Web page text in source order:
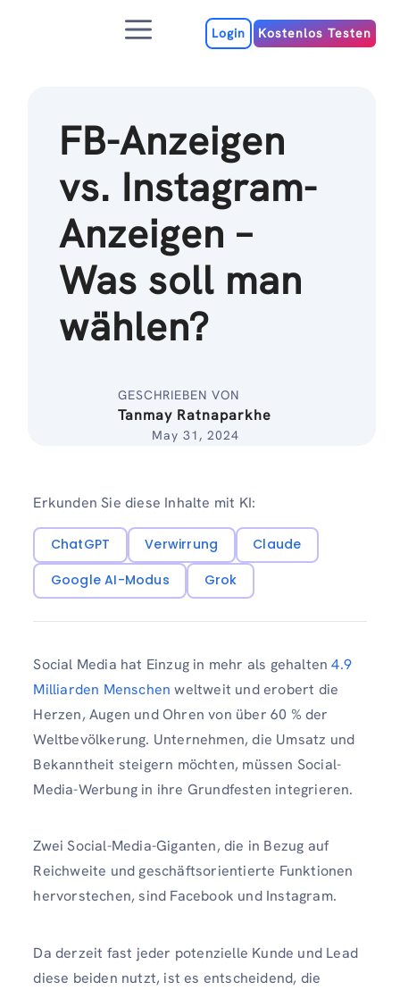
MenuLogin Kostenlos Testen
FB-Anzeigen
vs. Instagram-
Anzeigen –
Was soll man
wählen?
GESCHRIEBEN VON
Tanmay Ratnaparkhe
May 31, 2024
Erkunden Sie diese Inhalte mit KI:
ChatGPT Verwirrung
Claude
Google AI-Modus
Grok
Social Media hat Einzug in mehr als gehalten4.9
Milliarden Menschen weltweit und erobert die
Herzen, Augen und Ohren von über 60 % der
Weltbevölkerung. Unternehmen, die Umsatz und
Bekanntheit steigern möchten, müssen Social-
Media-Werbung in ihre Grundfesten integrieren.
Zwei Social-Media-Giganten, die in Bezug auf
Reichweite und geschäftsorientierte Funktionen
hervorstechen, sind Facebook und Instagram.
Da derzeit fast jeder potenzielle Kunde und Lead
diese beiden nutzt, ist es entscheidend, die